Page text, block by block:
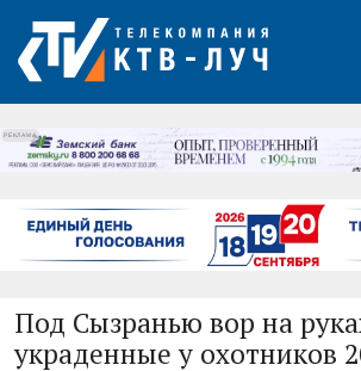
РЕКЛАМА
Под Сызранью вор на
украденные у охотников